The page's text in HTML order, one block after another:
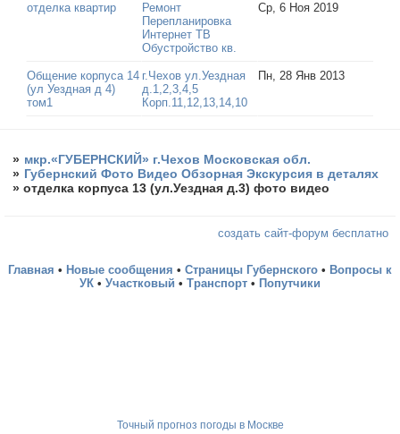
отделка квартир
Ремонт
Перепланировка
Интернет ТВ
Обустройство кв.
Ср, 6 Ноя 2019
Общение корпуса 14
(ул Уездная д 4)
том1
г.Чехов ул.Уездная
д.1,2,3,4,5
Корп.11,12,13,14,10
Пн, 28 Янв 2013
» мкр.«ГУБЕРНСКИЙ» г.Чехов Московская обл.
» Губернский Фото Видео Обзорная Экскурсия в деталях
»отделка корпуса 13 (ул.Уездная д.3) фото видео
создать сайт-форум бесплатно
Главная • Новые сообщения • Страницы Губернского • Вопросы к
УК • Участковый • Транспорт • Попутчики
Точный прогноз погоды в Москве